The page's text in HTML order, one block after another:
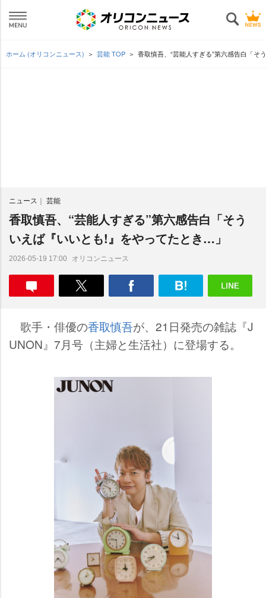
ホーム (オリコンニュース) 芸能 TOP 香取慎吾、“芸能人すぎる”第六感告白「
ニュース 芸能
香取慎吾、“芸能人すぎる”第六感告白「そう
いえば『いいとも!』をやってたとき…」
2026-05-19 17:00 オリコンニュース
歌手・俳優の香取慎吾が、21日発売の雑誌『J
UNON』7月号（主婦と生活社）に登場する。